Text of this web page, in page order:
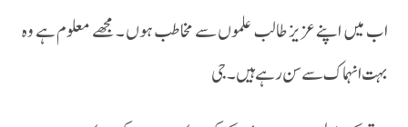
اب میں اپنے عزیز طالب علموں سے مخاطب ہوں ۔ مجھے معلوم ہے وہ
بہت انہماک سے سن رہے ہیں ۔ جی